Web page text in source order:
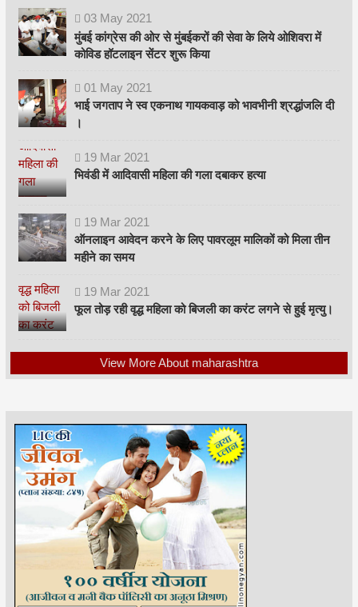
03 May 2021
मुंबई कांग्रेस की ओर से मुंबईकरों की सेवा के लिये ओशिवरा में
कोविड हॉटलाइन सेंटर शुरू किया
01 May 2021
भाई जगताप ने स्व एकनाथ गायकवाड़ को भावभीनी श्रद्धांजलि दी
।
19 Mar 2021
भिवंडी में आदिवासी महिला की गला दबाकर हत्या
19 Mar 2021
ऑनलाइन आवेदन करने के लिए पावरलूम मालिकों को मिला तीन
महीने का समय
19 Mar 2021
फूल तोड़ रही वृद्ध महिला को बिजली का करंट लगने से हुई मृत्यु।
View More About maharashtra